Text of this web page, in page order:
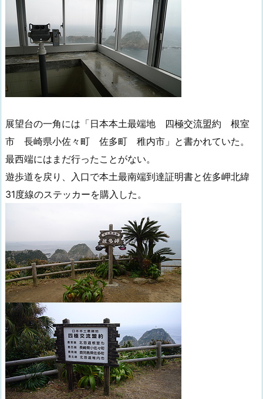
展望台の一角には「日本本土最端地 四極交流盟約 根室
市 長崎県小佐々町 佐多町 稚内市」と書かれていた。
最西端にはまだ行ったことがない。
遊歩道を戻り、入口で本土最南端到達証明書と佐多岬北緯
31度線のステッカーを購入した。